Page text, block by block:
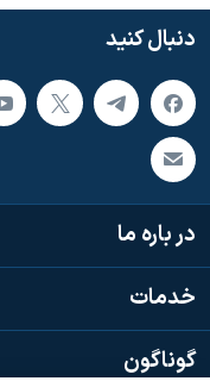
دنبال کنید
در باره ما
خدمات
گوناگون